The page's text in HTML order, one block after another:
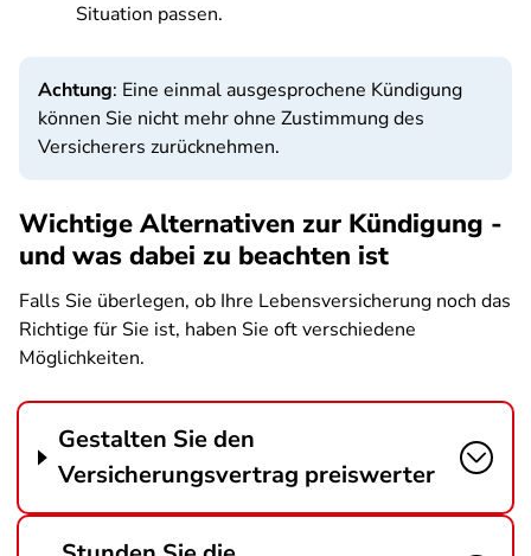
Situation passen.
Achtung: Eine einmal ausgesprochene Kündigung
können Sie nicht mehr ohne Zustimmung des
Versicherers zurücknehmen.
Wichtige Alternativen zur Kündigung -
und was dabei zu beachten ist
Falls Sie überlegen, ob Ihre Lebensversicherung noch das
Richtige für Sie ist, haben Sie oft verschiedene
Möglichkeiten.
Gestalten Sie den
Versicherungsvertrag preiswerter